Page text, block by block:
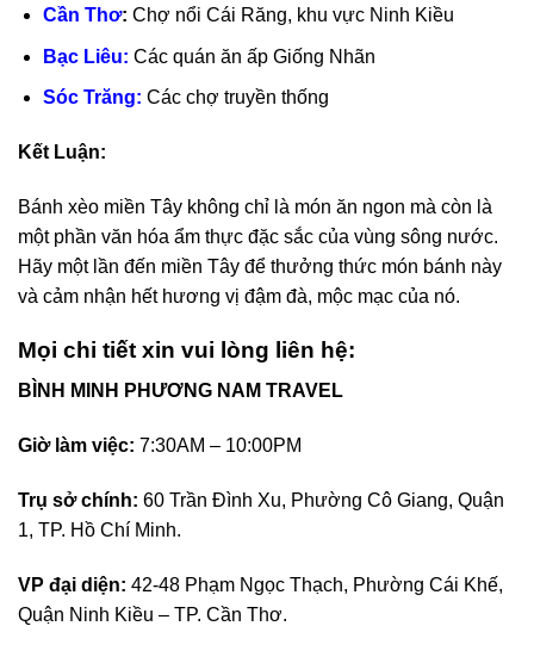
Cần Thơ: Chợ nổi Cái Răng, khu vực Ninh Kiều
Bạc Liêu: Các quán ăn ấp Giống Nhãn
Sóc Trăng: Các chợ truyền thống
Kết Luận:
Bánh xèo miền Tây không chỉ là món ăn ngon mà còn là
một phần văn hóa ẩm thực đặc sắc của vùng sông nước.
Hãy một lần đến miền Tây để thưởng thức món bánh này
và cảm nhận hết hương vị đậm đà, mộc mạc của nó.
Mọi chi tiết xin vui lòng liên hệ:
BÌNH MINH PHƯƠNG NAM TRAVEL
Giờ làm việc: 7:30AM – 10:00PM
Trụ sở chính: 60 Trần Đình Xu, Phường Cô Giang, Quận
1, TP. Hồ Chí Minh.
VP đại diện: 42-48 Phạm Ngọc Thạch, Phường Cái Khế,
Quận Ninh Kiều – TP. Cần Thơ.